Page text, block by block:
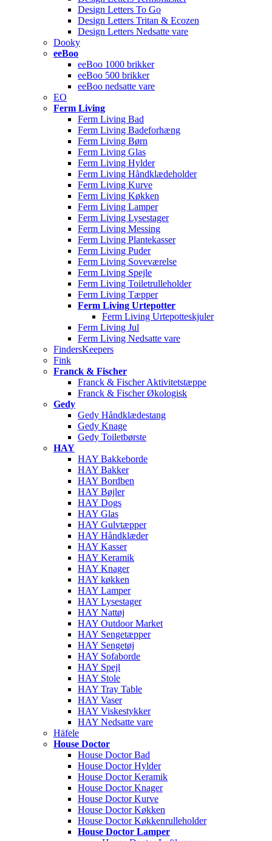
Design Letters To Go
Design Letters Tritan & Ecozen
Design Letters Nedsatte vare
Dooky
eeBoo
eeBoo 1000 brikker
eeBoo 500 brikker
eeBoo nedsatte vare
EO
Ferm Living
Ferm Living Bad
Ferm Living Badeforhæng
Ferm Living Børn
Ferm Living Glas
Ferm Living Hylder
Ferm Living Håndklædeholder
Ferm Living Kurve
Ferm Living Køkken
Ferm Living Lamper
Ferm Living Lysestager
Ferm Living Messing
Ferm Living Plantekasser
Ferm Living Puder
Ferm Living Soveværelse
Ferm Living Spejle
Ferm Living Toiletrulleholder
Ferm Living Tæpper
Ferm Living Urtepotter
Ferm Living Urtepotteskjuler
Ferm Living Jul
Ferm Living Nedsatte vare
FindersKeepers
Fink
Franck & Fischer
Franck & Fischer Aktivitetstæppe
Franck & Fischer Økologisk
Gedy
Gedy Håndklædestang
Gedy Knage
Gedy Toiletbørste
HAY
HAY Bakkeborde
HAY Bakker
HAY Bordben
HAY Bøjler
HAY Dogs
HAY Glas
HAY Gulvtæpper
HAY Håndklæder
HAY Kasser
HAY Keramik
HAY Knager
HAY køkken
HAY Lamper
HAY Lysestager
HAY Nattøj
HAY Outdoor Market
HAY Sengetæpper
HAY Sengetøj
HAY Sofaborde
HAY Spejl
HAY Stole
HAY Tray Table
HAY Vaser
HAY Viskestykker
HAY Nedsatte vare
Häfele
House Doctor
House Doctor Bad
House Doctor Hylder
House Doctor Keramik
House Doctor Knager
House Doctor Kurve
House Doctor Køkken
House Doctor Køkkenrulleholder
House Doctor Lamper